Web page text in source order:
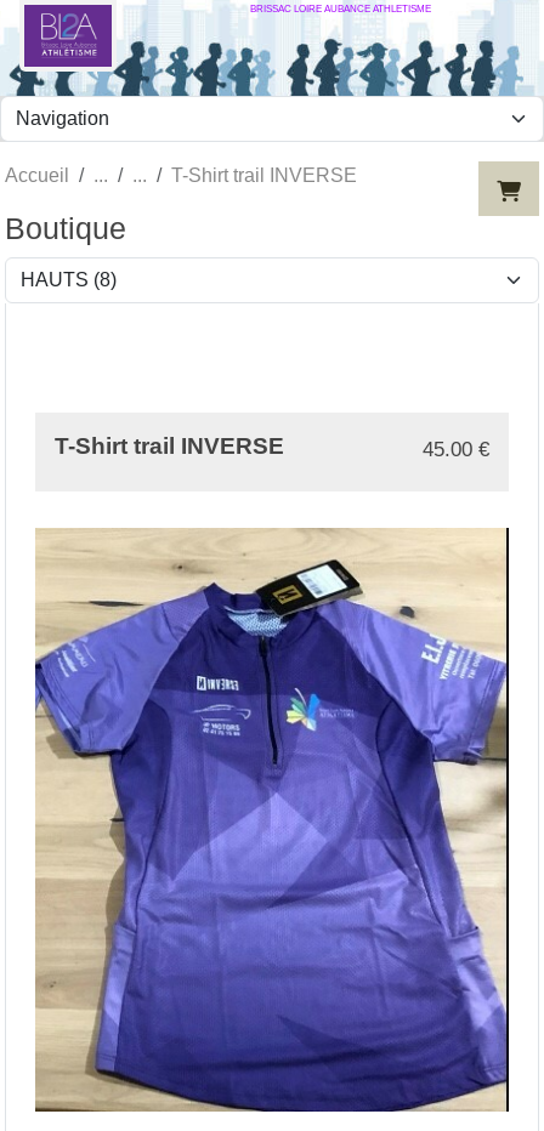
BRISSAC LOIRE AUBANCE ATHLETISME
Accueil T-Shirt trail INVERSE
Boutique
T-Shirt trail INVERSE 45.00 €
Panneau de gestion des cookies